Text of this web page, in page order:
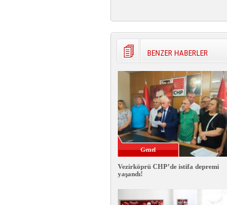
BENZER HABERLER
Genel
Vezirköprü CHP’de istifa depremi
yaşandı!